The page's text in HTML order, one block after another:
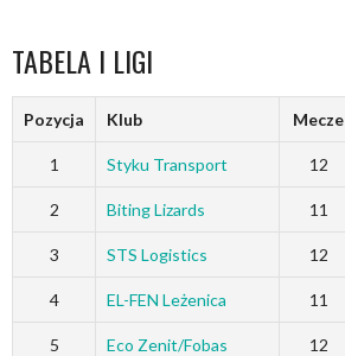
TABELA I LIGI
Pozycja Klub Mecze
1 Styku Transport 12
2 Biting Lizards 11
3 STS Logistics 12
4 EL-FEN Leżenica 11
5 Eco Zenit/Fobas 12